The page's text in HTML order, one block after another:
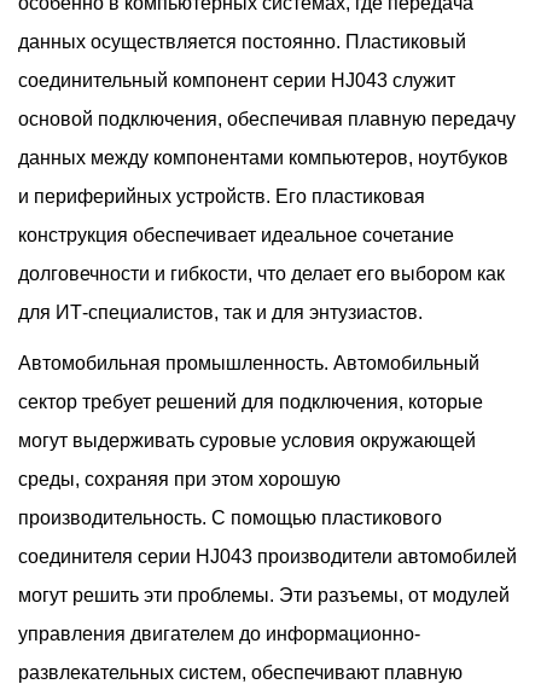
данных осуществляется постоянно. Пластиковый
соединительный компонент серии HJ043 служит
основой подключения, обеспечивая плавную передачу
данных между компонентами компьютеров, ноутбуков
и периферийных устройств. Его пластиковая
конструкция обеспечивает идеальное сочетание
долговечности и гибкости, что делает его выбором как
для ИТ-специалистов, так и для энтузиастов.
Автомобильная промышленность. Автомобильный
сектор требует решений для подключения, которые
могут выдерживать суровые условия окружающей
среды, сохраняя при этом хорошую
производительность. С помощью пластикового
соединителя серии HJ043 производители автомобилей
могут решить эти проблемы. Эти разъемы, от модулей
управления двигателем до информационно-
развлекательных систем, обеспечивают плавную